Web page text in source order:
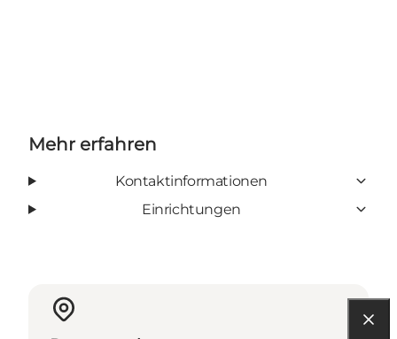
Mehr erfahren
Kontaktinformationen
Einrichtungen